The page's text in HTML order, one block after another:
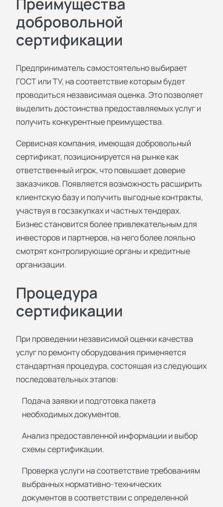
добровольной
сертификации
Предприниматель самостоятельно выбирает
ГОСТ или ТУ, на соответствие которым будет
проводиться независимая оценка. Это позволяет
выделить достоинства предоставляемых услуг и
получить конкурентные преимущества.
Сервисная компания, имеющая добровольный
сертификат, позиционируется на рынке как
ответственный игрок, что повышает доверие
заказчиков. Появляется возможность расширить
клиентскую базу и получить выгодные контракты,
участвуя в госзакупках и частных тендерах.
Бизнес становится более привлекательным для
инвесторов и партнеров, на него более лояльно
смотрят контролирующие органы и кредитные
организации.
Процедура
сертификации
При проведении независимой оценки качества
услуг по ремонту оборудования применяется
стандартная процедура, состоящая из следующих
последовательных этапов:
Подача заявки и подготовка пакета
необходимых документов.
Анализ предоставленной информации и выбор
схемы сертификации.
Проверка услуги на соответствие требованиям
выбранных нормативно-технических
документов в соответствии с определенной